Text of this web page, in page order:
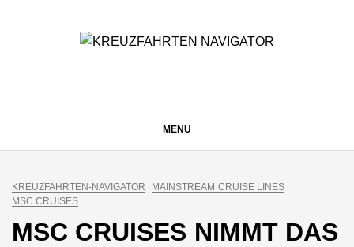
MENU
KREUZFAHRTEN-NAVIGATOR
MAINSTREAM CRUISE LINES
MSC CRUISES
MSC CRUISES NIMMT DAS